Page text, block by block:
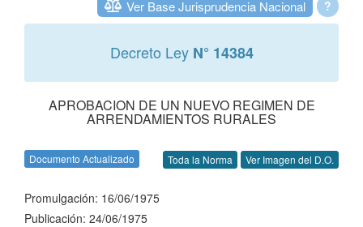
?
Ver Base Jurisprudencia Nacional
Decreto Ley N° 14384
APROBACION DE UN NUEVO REGIMEN DE
ARRENDAMIENTOS RURALES
Documento Actualizado Toda la Norma Ver Imagen del D.O.
Promulgación: 16/06/1975
Publicación: 24/06/1975